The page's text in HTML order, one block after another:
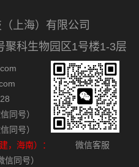
上海）有限公司
聚科生物园区1号楼1-3层
同号）
同号）
，海南）：
同号）
微信客服